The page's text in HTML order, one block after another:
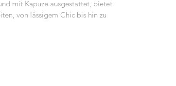
mit Kapuze ausgestattet, bietet
von lässigem Chic bis hin zu